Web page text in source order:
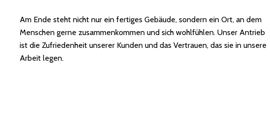
Am Ende steht nicht nur ein fertiges Gebäude, sondern ein Ort, an dem
Menschen gerne zusammenkommen und sich wohlfühlen. Unser Antrieb
ist die Zufriedenheit unserer Kunden und das Vertrauen, das sie in unsere
Arbeit legen.